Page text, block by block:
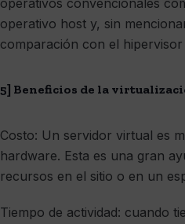
operativos convencionales
operativo host y, sin
comparación con el
5] Beneficios de la
Costo: Un servidor virtual es
hardware. Esta es una gran
recursos en el sitio o en un
Tiempo de actividad: cuando